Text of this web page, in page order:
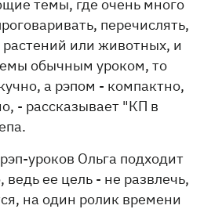
темы, где очень много
перечислять,
или животных, и
обычным уроком, то
а рэпом - компактно,
- рассказывает "КП в
уроков Ольга подходит
ведь ее цель - не развлечь,
на один ролик времени